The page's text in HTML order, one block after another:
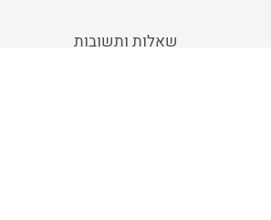
שאלות ותשובות